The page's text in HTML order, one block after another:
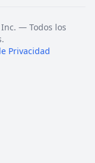
— Todos los
Privacidad